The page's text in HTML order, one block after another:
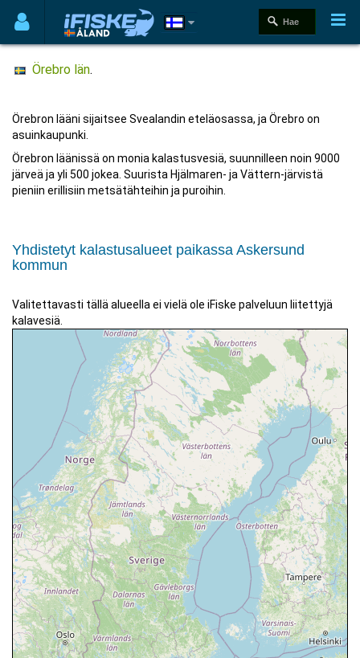
Örebro län.
Örebron lääni sijaitsee Svealandin eteläosassa, ja Örebro on
asuinkaupunki.
Örebron läänissä on monia kalastusvesiä, suunnilleen noin 9000
järveä ja yli 500 jokea. Suurista Hjälmaren- ja Vättern-järvistä
pieniin erillisiin metsätähteihin ja puroihin.
Yhdistetyt kalastusalueet paikassa Askersund
kommun
Valitettavasti tällä alueella ei vielä ole iFiske palveluun liitettyjä
kalavesiä.